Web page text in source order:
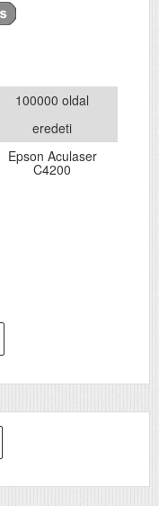
100000 oldal
eredeti
Epson Aculaser
C4200